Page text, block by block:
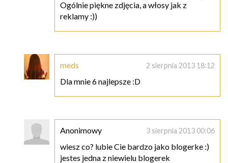
Ogólnie piękne zdjęcia, a włosy jak z
reklamy :))
meds 2 sierpnia 2013 18:12
Dla mnie 6 najlepsze :D
Anonimowy 3 sierpnia 2013 00:06
wiesz co? lubie Cie bardzo jako blogerke :)
jestes jedna z niewielu blogerek